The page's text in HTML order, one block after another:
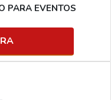
PARA EVENTOS